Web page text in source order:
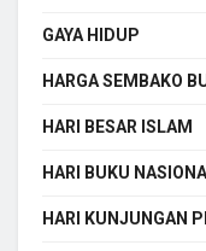
GAYA HIDUP
HARGA SEMBAKO
HARI BESAR ISLAM
HARI BUKU
HARI KUNJUNGAN